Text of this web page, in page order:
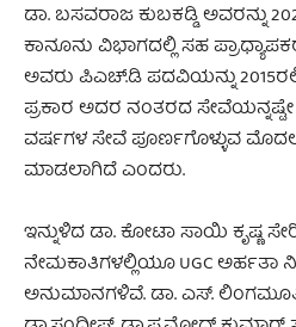
ಡಾ. ಬಸವರಾಜ ಕುಬಕಡ್ಡಿ ಅವರನ್ನು
ಕಾನೂನು ವಿಭಾಗದಲ್ಲಿ ಸಹ
ಅವರು ಪಿಎಚ್‌.ಡಿ ಪದವಿಯನ್ನು
ಪ್ರಕಾರ ಅದರ ನಂತರದ
ವರ್ಷಗಳ ಸೇವೆ ಪೂರ್ಣಗೊಳ್ಳುವ
ಮಾಡಲಾಗಿದೆ ಎಂದರು.
ಇನ್ನುಳಿದ ಡಾ. ಕೋಟಾ ಸಾಯಿ ಕೃಷ್ಣ
ನೇಮಕಾತಿಗಳಲ್ಲಿಯೂ UGC ಅರ್ಹತಾ
ಅನುಮಾನಗಳಿವೆ. ಡಾ. ಎಸ್‌.